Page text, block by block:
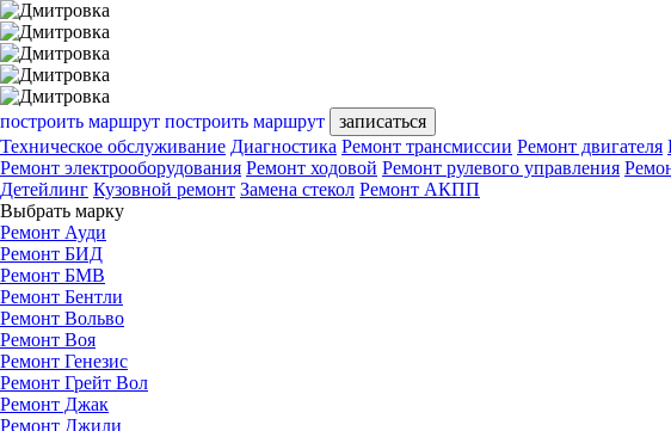
построить маршрут построить маршрут
записаться
Техническое обслуживание Диагностика Ремонт трансмиссии Ремонт двигателя
Ремонт электрооборудования Ремонт ходовой Ремонт рулевого управления
Детейлинг Кузовной ремонт Замена стекол Ремонт АКПП
Выбрать марку
Ремонт Ауди
Ремонт БИД
Ремонт БМВ
Ремонт Бентли
Ремонт Вольво
Ремонт Воя
Ремонт Генезис
Ремонт Грейт Вол
Ремонт Джак
Ремонт Джили